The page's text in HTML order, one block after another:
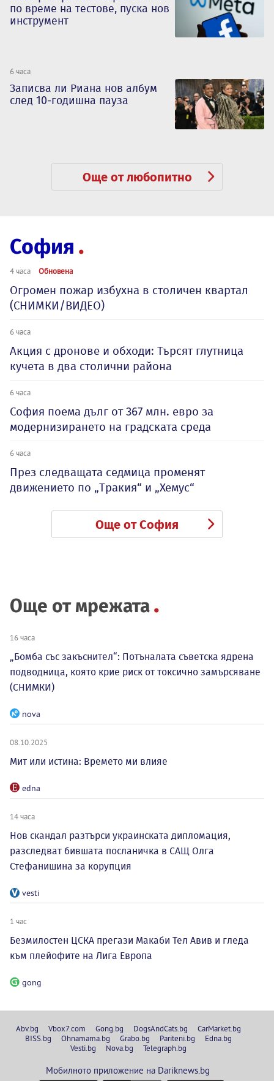
по време на тестове, пуска нов
инструмент
6 часа
Записва ли Риана нов албум
след 10-годишна пауза
Още от любопитно
София
4 часа Обновена
Огромен пожар избухна в столичен квартал
(СНИМКИ/ВИДЕО)
6 часа
Акция с дронове и обходи: Търсят глутница
кучета в два столични района
6 часа
София поема дълг от 367 млн. евро за
модернизирането на градската среда
6 часа
През следващата седмица променят
движението по „Тракия“ и „Хемус“
Още от София
Още от мрежата
16 часа
„Бомба със закъснител“: Потъналата съветска ядрена
подводница, която крие риск от токсично замърсяване
(СНИМКИ)
nova
08.10.2025
Мит или истина: Времето ми влияе
edna
14 часа
Нов скандал разтърси украинската дипломация,
разследват бившата посланичка в САЩ Олга
Стефанишина за корупция
vesti
1 час
Безмилостен ЦСКА прегази Макаби Тел Авив и гледа
към плейофите на Лига Европа
gong
Abv.bg Vbox7.com Gong.bg DogsAndCats.bg
CarMarket.bg
BISS.bg
Ohnamama.bg Grabo.bg Pariteni.bg
Edna.bg
Vesti.bg
Nova.bg Telegraph.bg
Мобилното приложение на Dariknews.bg